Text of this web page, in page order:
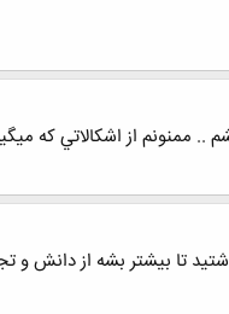
ممنون ميشم .. ممنونم از
تا بیشتر بشه از دانش و